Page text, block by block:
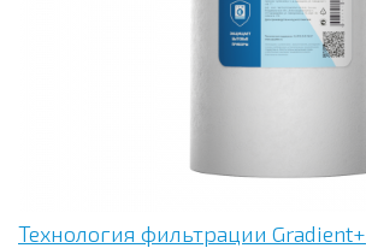
Технология фильтрации Gradient+